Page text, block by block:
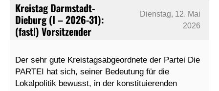
Kreistag Darmstadt-
Dieburg (I – 2026-31):
(fast!) Vorsitzender
Dienstag, 12. Mai
2026
Der sehr gute Kreistagsabgeordnete der Partei Die
PARTEI hat sich, seiner Bedeutung für die
Lokalpolitik bewusst, in der konstituierenden